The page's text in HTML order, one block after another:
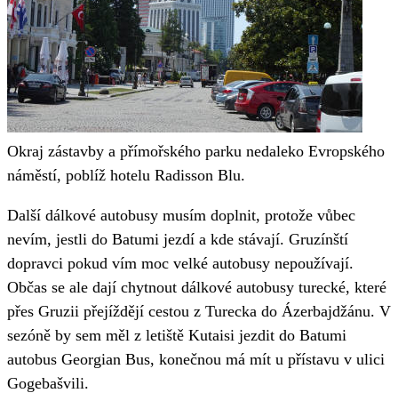
Okraj zástavby a přímořského parku nedaleko Evropského
náměstí, poblíž hotelu Radisson Blu.
Další dálkové autobusy musím doplnit, protože vůbec
nevím, jestli do Batumi jezdí a kde stávají. Gruzínští
dopravci pokud vím moc velké autobusy nepoužívají.
Občas se ale dají chytnout dálkové autobusy turecké, které
přes Gruzii přejíždějí cestou z Turecka do Ázerbajdžánu. V
sezóně by sem měl z letiště Kutaisi jezdit do Batumi
autobus Georgian Bus, konečnou má mít u přístavu v ulici
Gogebašvili.